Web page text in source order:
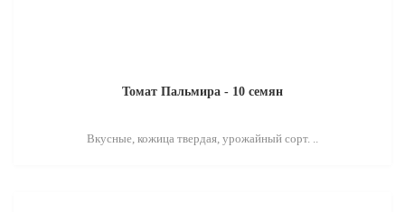
Томат Пальмира - 10 семян
Вкусные, кожица твердая, урожайный сорт. ..